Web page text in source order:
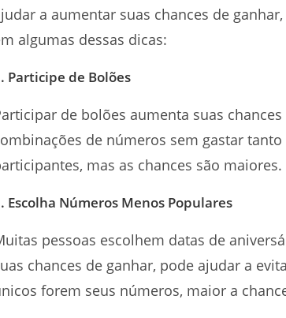
a aumentar suas chances de
algumas dessas dicas:
Participe de Bolões
de bolões aumenta suas
de números sem gastar
mas as chances são maiores.
Escolha Números Menos Populares
pessoas escolhem datas de
chances de ganhar, pode ajudar a
forem seus números, maior a